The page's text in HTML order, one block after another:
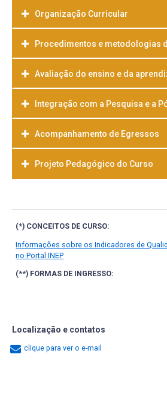
Organização Curricular
Procedimentos e metodologias
Avaliação do ensino e da
Integração com a Pesquisa e a
Acompanhamento de Egressos
Projeto Pedagógico do Curso
(*) CONCEITOS DE CURSO:
Informações sobre os Indicadores de
no Portal INEP
(**) FORMAS DE INGRESSO:
Localização e contatos
clique para ver o e-mail